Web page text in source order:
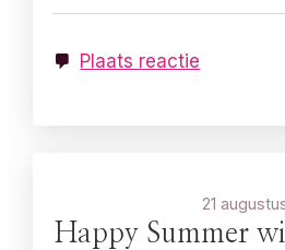
Plaats reactie
21
Happy Summer